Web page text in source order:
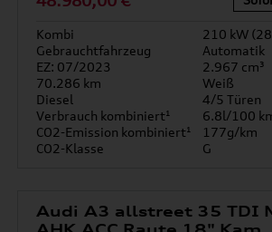
Kombi
210 kW
Gebrauchtfahrzeug
Automatik
EZ: 07/2023
2.967 cm³
70.286 km
Weiß
Diesel
4/5 Türen
Verbrauch kombiniert¹
6.8l/100
CO2-Emission kombiniert¹
177g/km
CO2-Klasse
G
Audi A3 allstreet 35 TDI